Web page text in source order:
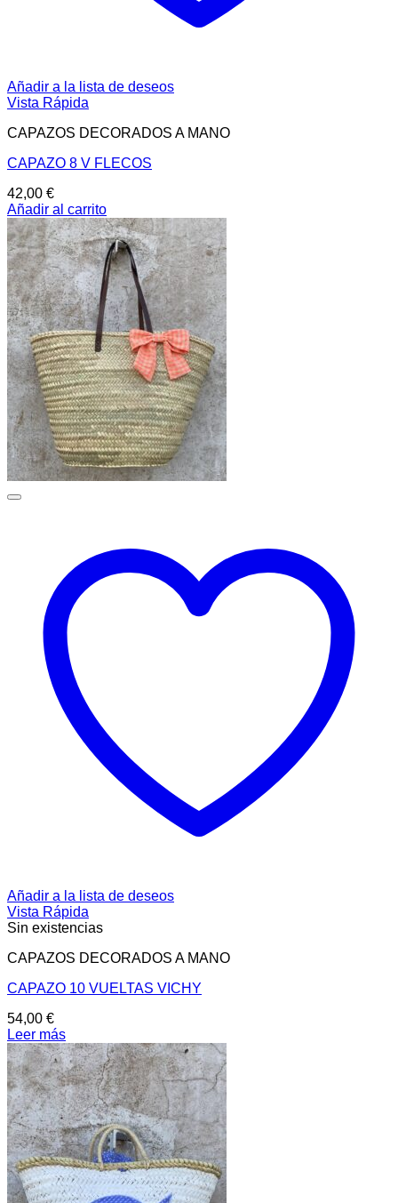
Añadir a la lista de deseos
Vista Rápida
CAPAZOS DECORADOS A MANO
CAPAZO 8 V FLECOS
42,00 €
Añadir al carrito
Añadir a la lista de deseos
Vista Rápida
Sin existencias
CAPAZOS DECORADOS A MANO
CAPAZO 10 VUELTAS VICHY
54,00 €
Leer más